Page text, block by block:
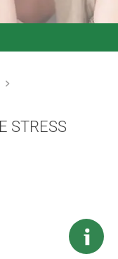
STRESS